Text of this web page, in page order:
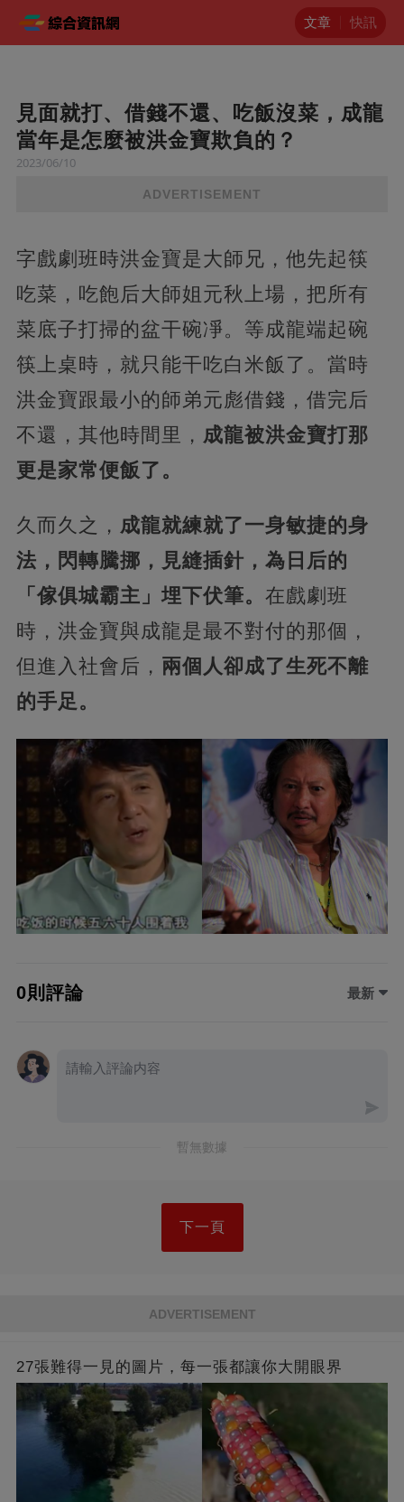
文章 快訊
見面就打、借錢不還、吃飯沒菜，成龍
當年是怎麼被洪金寶欺負的？
2023/06/10
ADVERTISEMENT
字戲劇班時洪金寶是大師兄，他先起筷
吃菜，吃飽后大師姐元秋上場，把所有
菜底子打掃的盆干碗凈。等成龍端起碗
筷上桌時，就只能干吃白米飯了。當時
洪金寶跟最小的師弟元彪借錢，借完后
不還，其他時間里， 成龍被洪金寶打那
更是家常便飯了。
久而久之， 成龍就練就了一身敏捷的身
法，閃轉騰挪，見縫插針，為日后的
「傢俱城霸主」埋下伏筆。 在戲劇班
時，洪金寶與成龍是最不對付的那個，
但進入社會后， 兩個人卻成了生死不離
的手足。
0則評論 最新
暫無數據
下一頁
ADVERTISEMENT
27張難得一見的圖片，每一張都讓你大開眼界